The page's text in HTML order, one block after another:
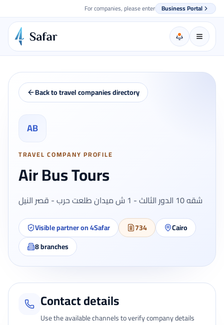
For companies, please enter Business Portal
Back to travel companies directory
AB
TRAVEL COMPANY PROFILE
Air Bus Tours
شقه 10 الدور الثالث - 1 ش ميدان طلعت حرب - قصر النيل
Visible partner on 4Safar 734
Cairo
8branches
Contact details
Use the available channels to verify company details